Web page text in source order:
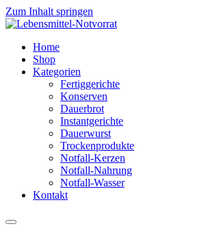
Zum Inhalt springen
Home
Shop
Kategorien
Fertiggerichte
Konserven
Dauerbrot
Instantgerichte
Dauerwurst
Trockenprodukte
Notfall-Kerzen
Notfall-Nahrung
Notfall-Wasser
Kontakt